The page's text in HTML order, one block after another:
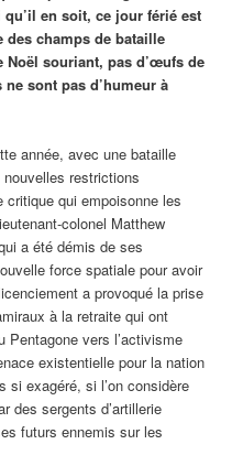
en soit, ce jour férié est
champs de bataille
Noël souriant, pas d’œufs de
sont pas d’humeur à
année, avec une bataille
restrictions
qui empoisonne les
colonel Matthew
a été démis de ses
force spatiale pour avoir
a provoqué la prise
à la retraite qui ont
Pentagone vers l’activisme
existentielle pour la nation
si exagéré, si l’on considère
des sergents d’artillerie
futurs ennemis sur les